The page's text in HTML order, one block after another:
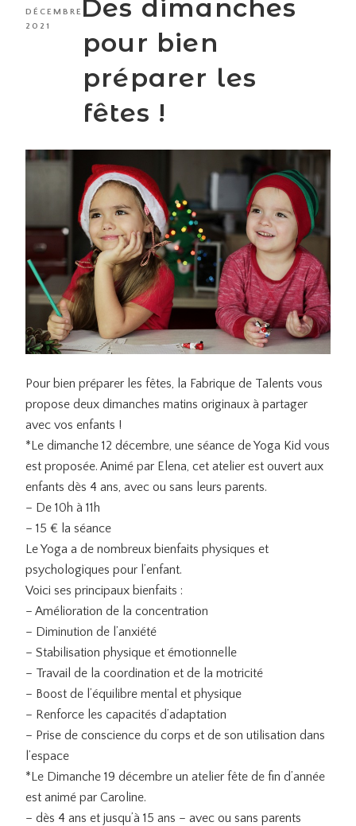
LE
DÉCEMBRE
2021
Des dimanches
pour bien
préparer les
fêtes !
Pour bien préparer les fêtes, la Fabrique de Talents vous
propose deux dimanches matins originaux à partager
avec vos enfants !
*Le dimanche 12 décembre, une séance de Yoga Kid vous
est proposée. Animé par Elena, cet atelier est ouvert aux
enfants dès 4 ans, avec ou sans leurs parents.
– De 10h à 11h
– 15 € la séance
Le Yoga a de nombreux bienfaits physiques et
psychologiques pour l’enfant.
Voici ses principaux bienfaits :
– Amélioration de la concentration
– Diminution de l’anxiété
– Stabilisation physique et émotionnelle
– Travail de la coordination et de la motricité
– Boost de l’équilibre mental et physique
– Renforce les capacités d’adaptation
– Prise de conscience du corps et de son utilisation dans
l’espace
*Le Dimanche 19 décembre un atelier fête de fin d’année
est animé par Caroline.
– dès 4 ans et jusqu’à 15 ans – avec ou sans parents